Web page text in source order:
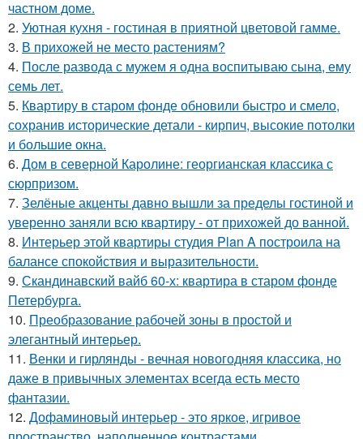
частном доме.
2. Уютная кухня - гостиная в приятной цветовой гамме.
3. В прихожей не место растениям?
4. После развода с мужем я одна воспитываю сына, ему
семь лет.
5. Квартиру в старом фонде обновили быстро и смело,
сохранив исторические детали - кирпич, высокие потолки
и большие окна.
6. Дом в северной Каролине: георгианская классика с
сюрпризом.
7. Зелёные акценты давно вышли за пределы гостиной и
уверенно заняли всю квартиру - от прихожей до ванной.
8. Интерьер этой квартиры студия Plan A построила на
балансе спокойствия и выразительности.
9. Скандинавский вайб 60-х: квартира в старом фонде
Петербурга.
10. Преобразование рабочей зоны в простой и
элегантный интерьер.
11. Венки и гирлянды - вечная новогодняя классика, но
даже в привычных элементах всегда есть место
фантазии.
12. Дофаминовый интерьер - это яркое, игривое